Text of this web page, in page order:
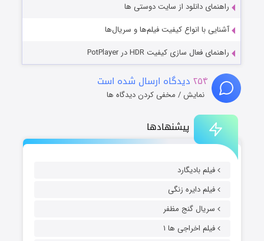
پیشنهادها
فیلم بادیگارد
فیلم دایره زنگی
سریال گنج مظفر
فیلم اخراجی ها ۱
راهنمای دانلود از سایت دوستی ها
آشنایی با انواع کیفیت فیلم‌ها و سریال‌ها
راهنمای فعال سازی کیفیت HDR در PotPlayer
۲۵۴ دیدگاه ارسال شده است
نمایش / مخفی کردن دیدگاه ها